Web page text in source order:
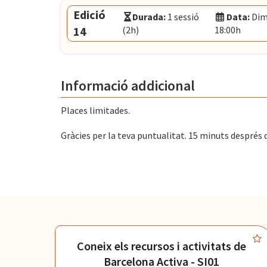
Data:Dijous 29 d’octubre, 12:00h - 14:00h
El Convent- Plaça Pons i Clerch, 2, 1r
Edició
14
Durada: 1 sessió
(2h)
Data:
18:00h
Data:Dimarts 3 de novembre, 16:00h - 18:00h
El Convent- Plaça Pons i Clerch, 2, 1r
Informació addicional
Places limitades.
Gràcies per la teva puntualitat. 15 minuts
Coneix els recursos i activitats de
Barcelona Activa - SI01